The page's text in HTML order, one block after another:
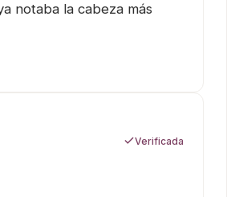
notaba la cabeza más
Verificada